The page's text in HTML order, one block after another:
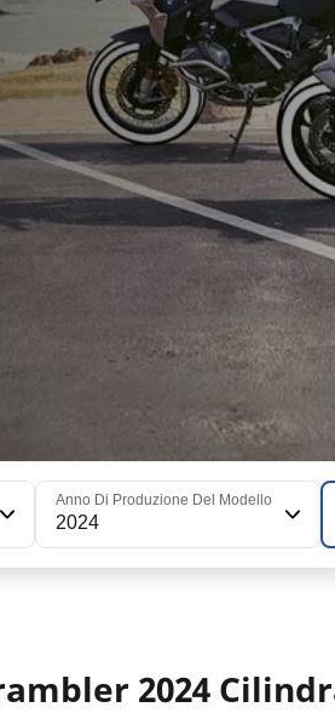
Anno Di Produzione Del Modello
2024
2024